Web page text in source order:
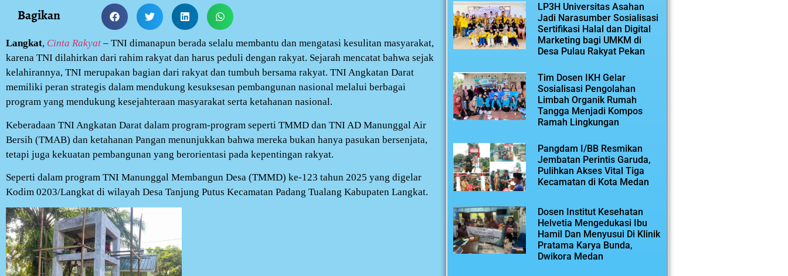
Bagikan
Langkat, Cinta Rakyat – TNI dimanapun berada selalu membantu dan mengatasi kesulitan masyarakat,
karena TNI dilahirkan dari rahim rakyat dan harus peduli dengan rakyat. Sejarah mencatat bahwa sejak
kelahirannya, TNI merupakan bagian dari rakyat dan tumbuh bersama rakyat. TNI Angkatan Darat
memiliki peran strategis dalam mendukung kesuksesan pembangunan nasional melalui berbagai
program yang mendukung kesejahteraan masyarakat serta ketahanan nasional.
Keberadaan TNI Angkatan Darat dalam program-program seperti TMMD dan TNI AD Manunggal Air
Bersih (TMAB) dan ketahanan Pangan menunjukkan bahwa mereka bukan hanya pasukan bersenjata,
tetapi juga kekuatan pembangunan yang berorientasi pada kepentingan rakyat.
Seperti dalam program TNI Manunggal Membangun Desa (TMMD) ke-123 tahun 2025 yang digelar
Kodim 0203/Langkat di wilayah Desa Tanjung Putus Kecamatan Padang Tualang Kabupaten Langkat.
LP3H Universitas Asahan
Jadi Narasumber Sosialisasi
Sertifikasi Halal dan Digital
Marketing bagi UMKM di
Desa Pulau Rakyat Pekan
Tim Dosen IKH Gelar
Sosialisasi Pengolahan
Limbah Organik Rumah
Tangga Menjadi Kompos
Ramah Lingkungan
Pangdam I/BB Resmikan
Jembatan Perintis Garuda,
Pulihkan Akses Vital Tiga
Kecamatan di Kota Medan
Dosen Institut Kesehatan
Helvetia Mengedukasi Ibu
Hamil Dan Menyusui Di Klinik
Pratama Karya Bunda,
Dwikora Medan